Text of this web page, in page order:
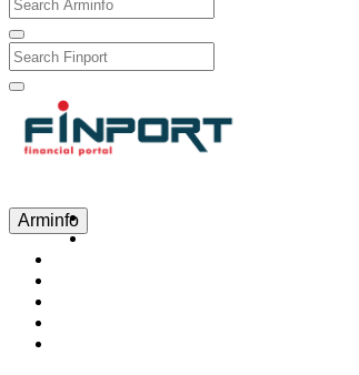
Arminfo